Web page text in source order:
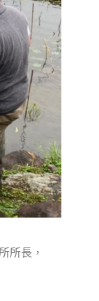
所長，